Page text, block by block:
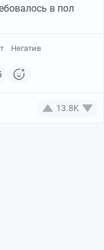
в пол
Негатив
13.8K